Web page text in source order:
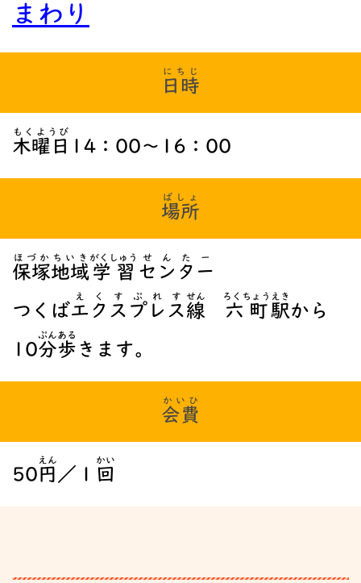
まわり
日時
にちじ
木曜日
もくようび
14：00～16：00
場所
ばしょ
保塚
ほづか
地域
ちいき
学習
がくしゅう
センター
せんたー
つくばエクスプレス
えくすぷれす
線
せん
六町
ろくちょう
駅
えき
から
10分
ぷん
歩
ある
きます。
会費
かいひ
50円
えん
／１ 回
かい